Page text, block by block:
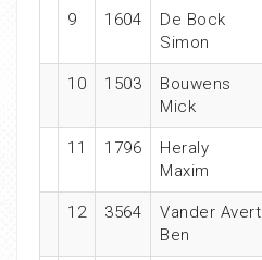
9 1604
De Bock
Simon
10 1503
Bouwens
Mick
11 1796
Heraly
Maxim
12 3564
Vander Avert
Ben